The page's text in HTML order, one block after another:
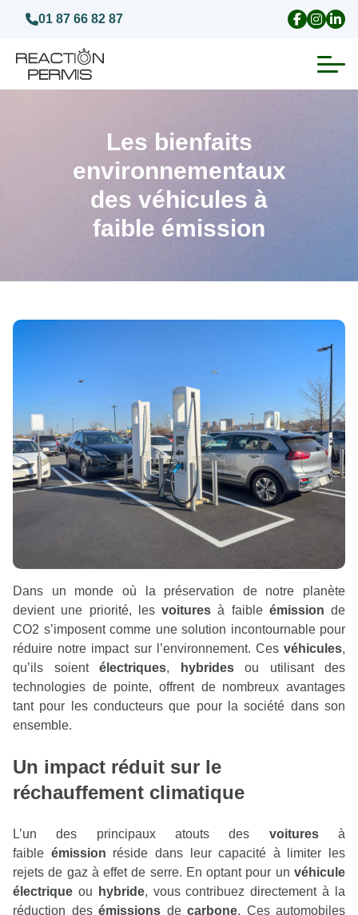
01 87 66 82 87
Annulation du permis de conduire
Les bienfaits
environnementaux
des véhicules à
faible émission
Dans un monde où la préservation de notre planète
devient une priorité, les voitures à faible émission de
CO2 s’imposent comme une solution incontournable pour
réduire notre impact sur l’environnement. Ces véhicules,
qu’ils soient électriques, hybridesou utilisant des
technologies de pointe, offrent de nombreux avantages
tant pour les conducteurs que pour la société dans son
ensemble.
Un impact réduit sur le
réchauffement climatique
L’un des principaux atouts des voituresà
faible émission réside dans leur capacité à limiter les
rejets de gaz à effet de serre. En optant pour un véhicule
électrique ou hybride, vous contribuez directement à la
réduction des émissions de carbone. Ces automobiles